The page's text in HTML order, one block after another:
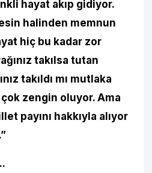
hayat akıp gidiyor.
halinden memnun
hiç bu kadar zor
takılsa tutan
takıldı mı mutlaka
zengin oluyor. Ama
payını hakkıyla alıyor